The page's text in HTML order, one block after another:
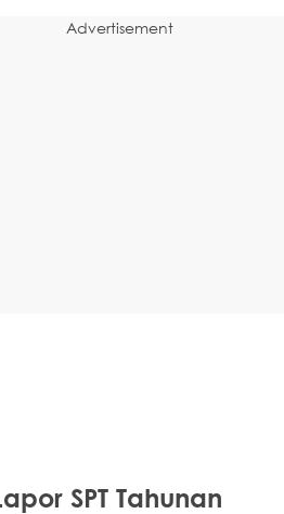
Advertisement
SPT Tahunan